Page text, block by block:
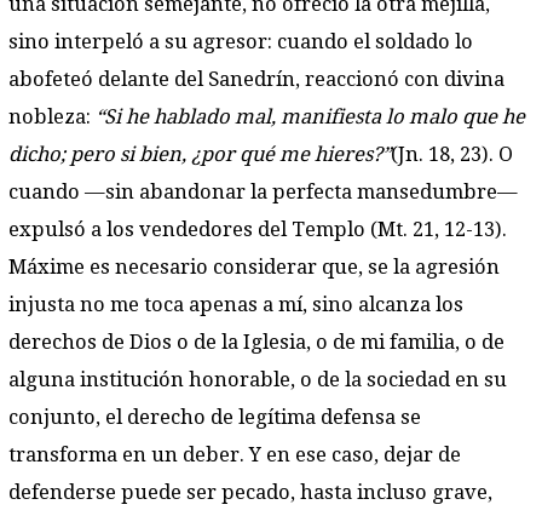
sino interpeló a su agresor: cuando el soldado lo
abofeteó delante del Sanedrín, reaccionó con divina
nobleza: “Si he hablado mal, manifiesta lo malo que he
dicho; pero si bien, ¿por qué me hieres?”(Jn. 18, 23). O
cuando —sin abandonar la perfecta mansedumbre—
expulsó a los vendedores del Templo (Mt. 21, 12-13).
Máxime es necesario considerar que, se la agresión
injusta no me toca apenas a mí, sino alcanza los
derechos de Dios o de la Iglesia, o de mi familia, o de
alguna institución honorable, o de la sociedad en su
conjunto, el derecho de legítima defensa se
transforma en un deber. Y en ese caso, dejar de
defenderse puede ser pecado, hasta incluso grave,